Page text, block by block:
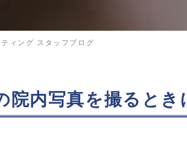
ィング スタッフブログ
院内写真を撮るとき